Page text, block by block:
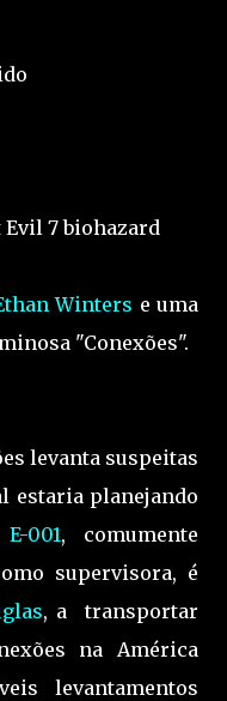
Evil 7 biohazard
Winters e uma
"Conexões".
levanta suspeitas
estaria planejando
E-001, comumente
supervisora, é
, a transportar
na América
levantamentos